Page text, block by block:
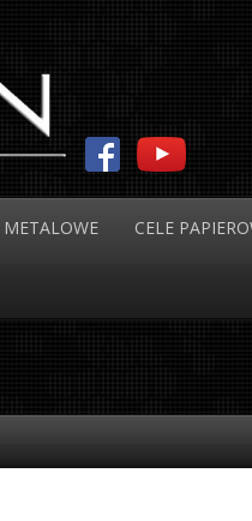
METALOWE CELE